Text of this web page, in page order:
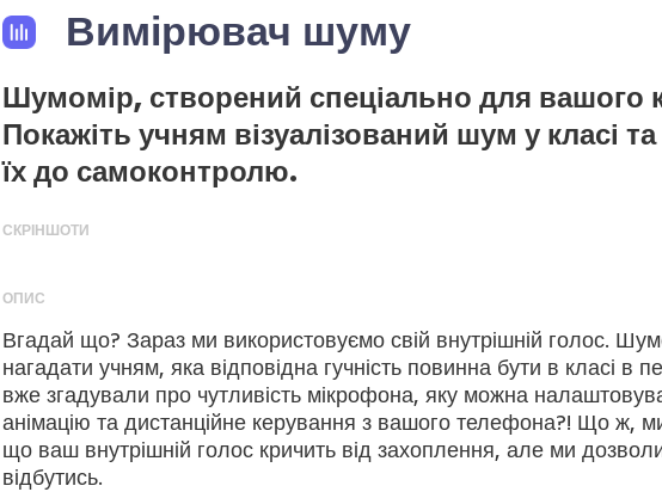
Вимірювач шуму
Шумомір, створений спеціально для вашого
Покажіть учням візуалізований шум у класі
їх до самоконтролю.
СКРІНШОТИ
ОПИС
Вгадай що? Зараз ми використовуємо свій внутрішній голос.
нагадати учням, яка відповідна гучність повинна бути в класі в
вже згадували про чутливість мікрофона, яку можна
анімацію та дистанційне керування з вашого телефона?! Що ж,
що ваш внутрішній голос кричить від захоплення, але ми
відбутись.